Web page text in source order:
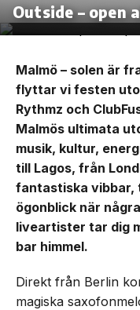
Outside – open
Malmö – solen är
flyttar vi festen
Rythmz och
Malmös ultimata
musik, kultur,
till Lagos, från
fantastiska vibbar,
ögonblick när
liveartister tar dig
bar himmel.
Direkt från Berlin
magiska